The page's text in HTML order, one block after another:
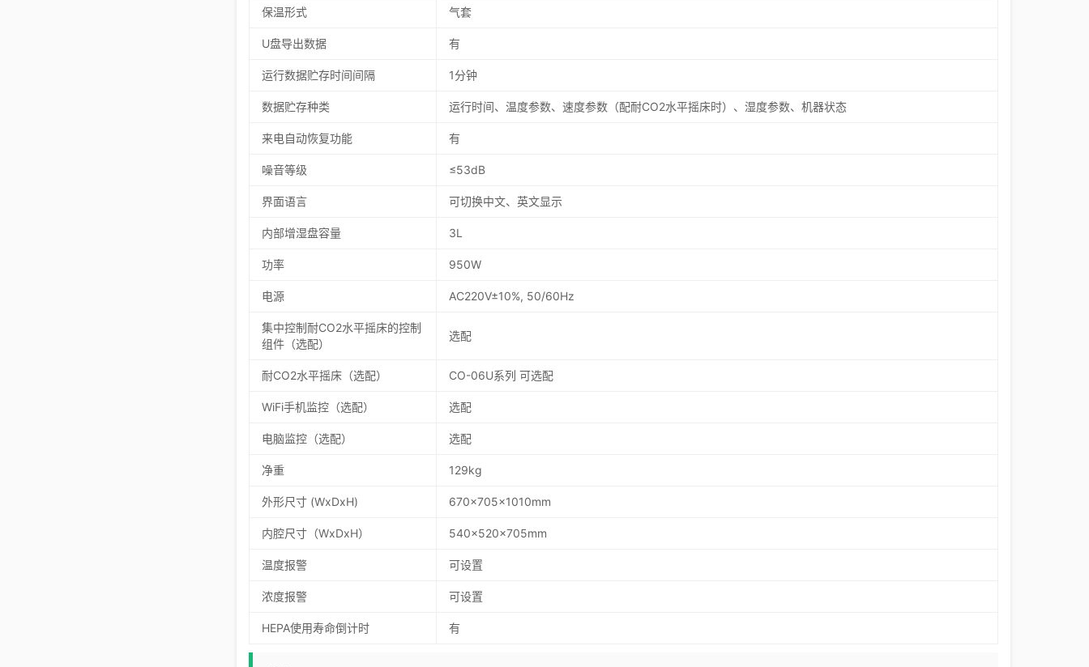
保温形式 气套
U盘导出数据 有
运行数据贮存时间间隔 1分钟
数据贮存种类 运行时间、温度参数、速度参数（配耐CO2水平摇床时）、湿度参数、机器状态
来电自动恢复功能 有
噪音等级 ≤53dB
界面语言 可切换中文、英文显示
内部增湿盘容量 3L
功率 950W
电源 AC220V±10%, 50/60Hz
集中控制耐CO2水平摇床的控制
组件（选配）
选配
耐CO2水平摇床（选配） CO-06U系列 可选配
WiFi手机监控（选配） 选配
电脑监控（选配） 选配
净重 129kg
外形尺寸 (WxDxH) 670x705x1010mm
内腔尺寸（WxDxH） 540x520x705mm
温度报警 可设置
浓度报警 可设置
HEPA使用寿命倒计时 有